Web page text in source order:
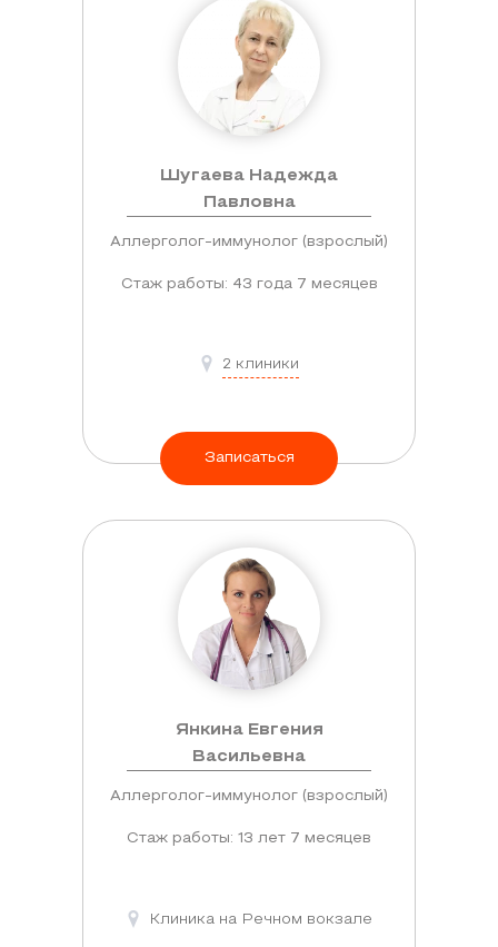
Шугаева Надежда
Павловна
Аллерголог-иммунолог (взрослый)
Стаж работы: 43 года 7 месяцев
2 клиники
Записаться
Янкина Евгения
Васильевна
Аллерголог-иммунолог (взрослый)
Стаж работы: 13 лет 7 месяцев
Клиника на Речном вокзале